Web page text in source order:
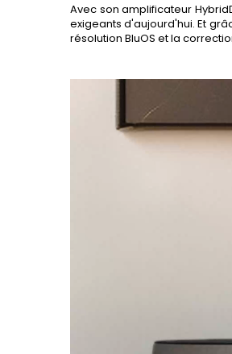
Avec son amplificateur
exigeants d'aujourd'hui. Et
résolution BluOS et la